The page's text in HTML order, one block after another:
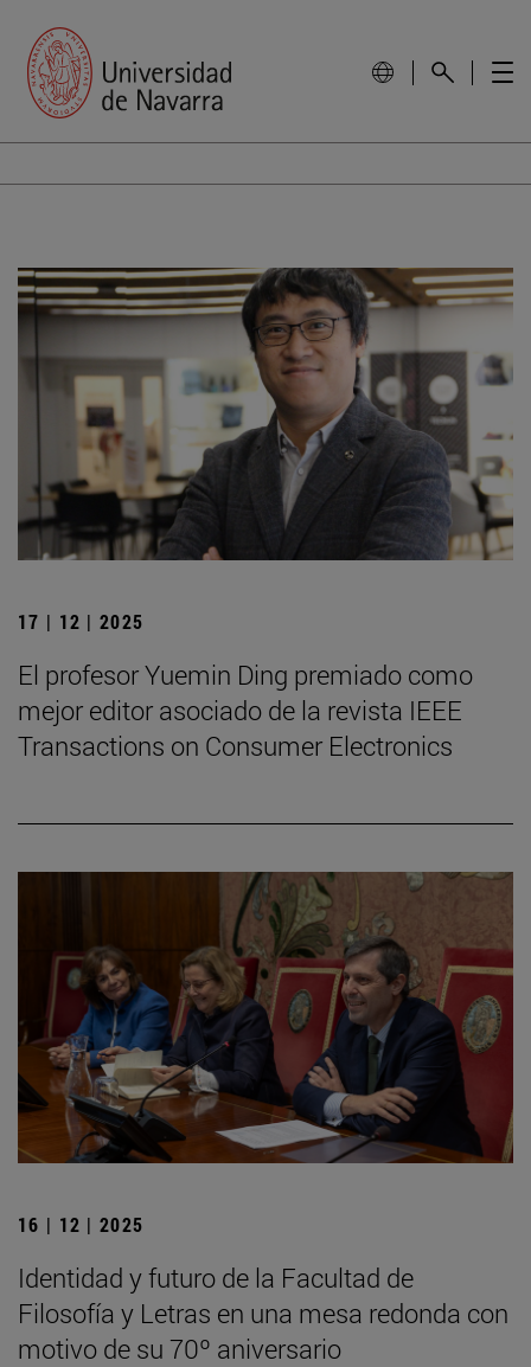
17 | 12 | 2025
El profesor Yuemin Ding premiado como
mejor editor asociado de la revista IEEE
Transactions on Consumer Electronics
16 | 12 | 2025
Identidad y futuro de la Facultad de
Filosofía y Letras en una mesa redonda con
motivo de su 70º aniversario